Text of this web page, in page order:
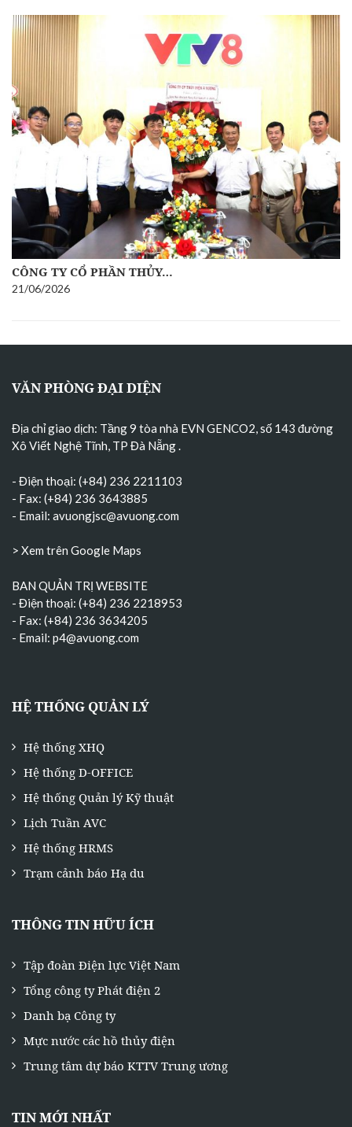
CÔNG TY CỔ PHẦN THỦY…
21/06/2026
VĂN PHÒNG ĐẠI DIỆN
Địa chỉ giao dịch: Tầng 9 tòa nhà EVN GENCO2, số 143 đường
Xô Viết Nghệ Tĩnh, TP Đà Nẵng.
- Điện thoại: (+84) 236 2211103
- Fax: (+84) 236 3643885
- Email: avuongjsc@avuong.com
> Xem trên Google Maps
BAN QUẢN TRỊ WEBSITE
- Điện thoại: (+84) 236 2218953
- Fax: (+84) 236 3634205
- Email: p4@avuong.com
HỆ THỐNG QUẢN LÝ
Hệ thống XHQ
Hệ thống D-OFFICE
Hệ thống Quản lý Kỹ thuật
Lịch Tuần AVC
Hệ thống HRMS
Trạm cảnh báo Hạ du
THÔNG TIN HỮU ÍCH
Tập đoàn Điện lực Việt Nam
Tổng công ty Phát điện 2
Danh bạ Công ty
Mực nước các hồ thủy điện
Trung tâm dự báo KTTV Trung ương
TIN MỚI NHẤT